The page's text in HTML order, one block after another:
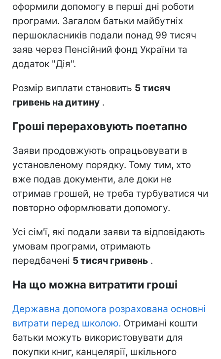
оформили допомогу в перші дні роботи
програми. Загалом батьки майбутніх
першокласників подали понад 99 тисяч
заяв через Пенсійний фонд України та
додаток "Дія".
Розмір виплати становить 5 тисяч
гривень на дитину .
Гроші перераховують поетапно
Заяви продовжують опрацьовувати в
установленому порядку. Тому тим, хто
вже подав документи, але доки не
отримав грошей, не треба турбуватися чи
повторно оформлювати допомогу.
Усі сім'ї, які подали заяви та відповідають
умовам програми, отримають
передбачені 5 тисяч гривень .
На що можна витратити гроші
Державна допомога розрахована основні
витрати перед школою. Отримані кошти
батьки можуть використовувати для
покупки книг, канцелярії, шкільного